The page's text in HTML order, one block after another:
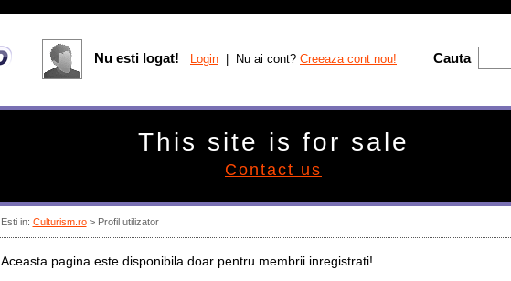
Esti in: Culturism.ro> Profil utilizator
Aceasta pagina este disponibila doar pentru membrii inregistrati!
Nu esti logat! Login | Nu ai cont? Creeaza cont nou! Cauta
This site is for sale
Contact us